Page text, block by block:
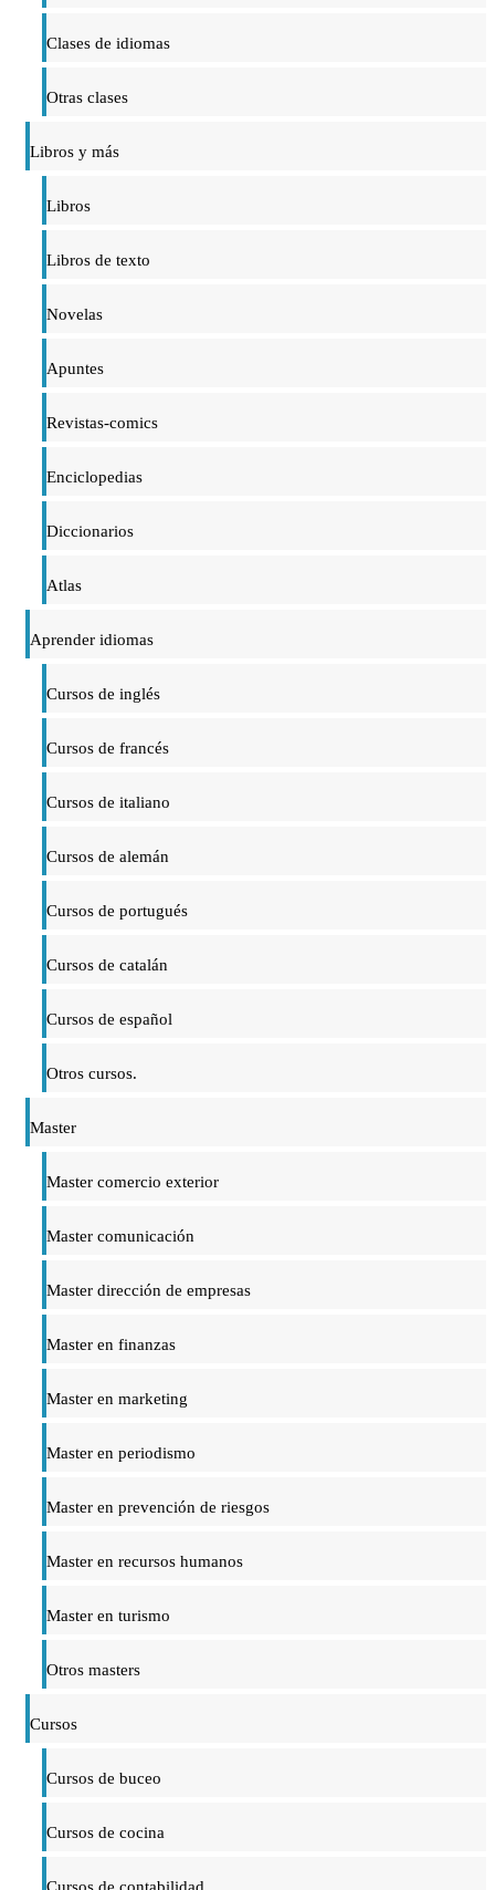
Clases de idiomas
Otras clases
Libros y más
Libros
Libros de texto
Novelas
Apuntes
Revistas-comics
Enciclopedias
Diccionarios
Atlas
Aprender idiomas
Cursos de inglés
Cursos de francés
Cursos de italiano
Cursos de alemán
Cursos de portugués
Cursos de catalán
Cursos de español
Otros cursos.
Master
Master comercio exterior
Master comunicación
Master dirección de empresas
Master en finanzas
Master en marketing
Master en periodismo
Master en prevención de riesgos
Master en recursos humanos
Master en turismo
Otros masters
Cursos
Cursos de buceo
Cursos de cocina